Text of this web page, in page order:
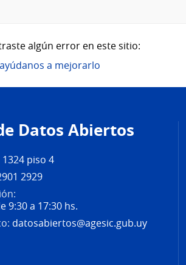
algún error en este sitio:
ayúdanos a mejorarlo
Datos Abiertos
piso 4
2929
9:30 a 17:30 hs.
datosabiertos@agesic.gub.uy